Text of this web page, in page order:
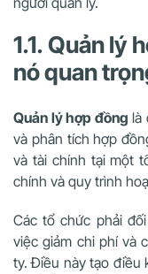
1.1. Quản lý
nó quan
Quản lý hợp đồng là
và phân tích hợp
và tài chính tại một
chính và quy trình
Các tổ chức phải
việc giảm chi phí và
ty. Điều này tạo điều